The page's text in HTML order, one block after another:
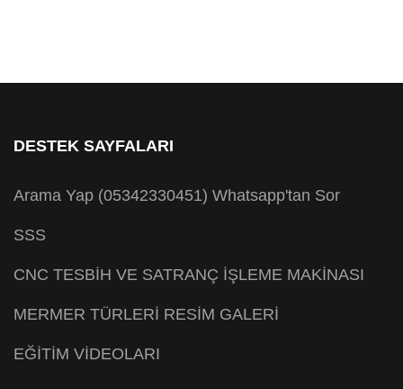
DESTEK SAYFALARI
Arama Yap (05342330451) Whatsapp'tan Sor
SSS
CNC TESBİH VE SATRANÇ İŞLEME MAKİNASI
MERMER TÜRLERİ RESİM GALERİ
EĞİTİM VİDEOLARI